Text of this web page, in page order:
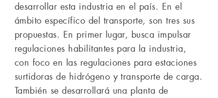
desarrollar esta industria en el país. En el
ámbito específico del transporte, son tres sus
propuestas. En primer lugar, busca impulsar
regulaciones habilitantes para la industria,
con foco en las regulaciones para estaciones
surtidoras de hidrógeno y transporte de carga.
También se desarrollará una planta de